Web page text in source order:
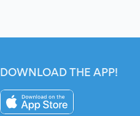
DOWNLOAD THE APP!